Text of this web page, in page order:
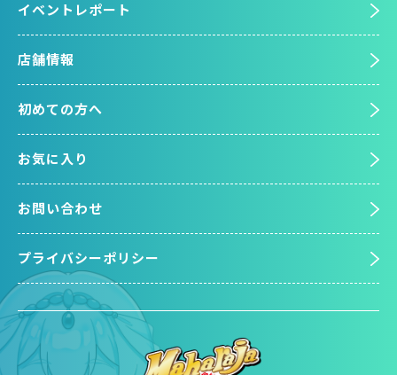
イベントレポート
店舗情報
初めての方へ
お気に入り
お問い合わせ
プライバシーポリシー